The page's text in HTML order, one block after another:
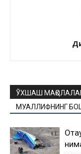
ЎХШАШ
МУАЛЛИФНИНГ